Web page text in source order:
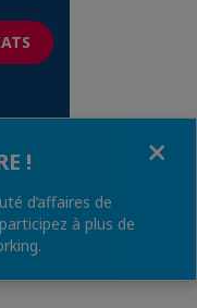
!
d’affaires de
à plus de